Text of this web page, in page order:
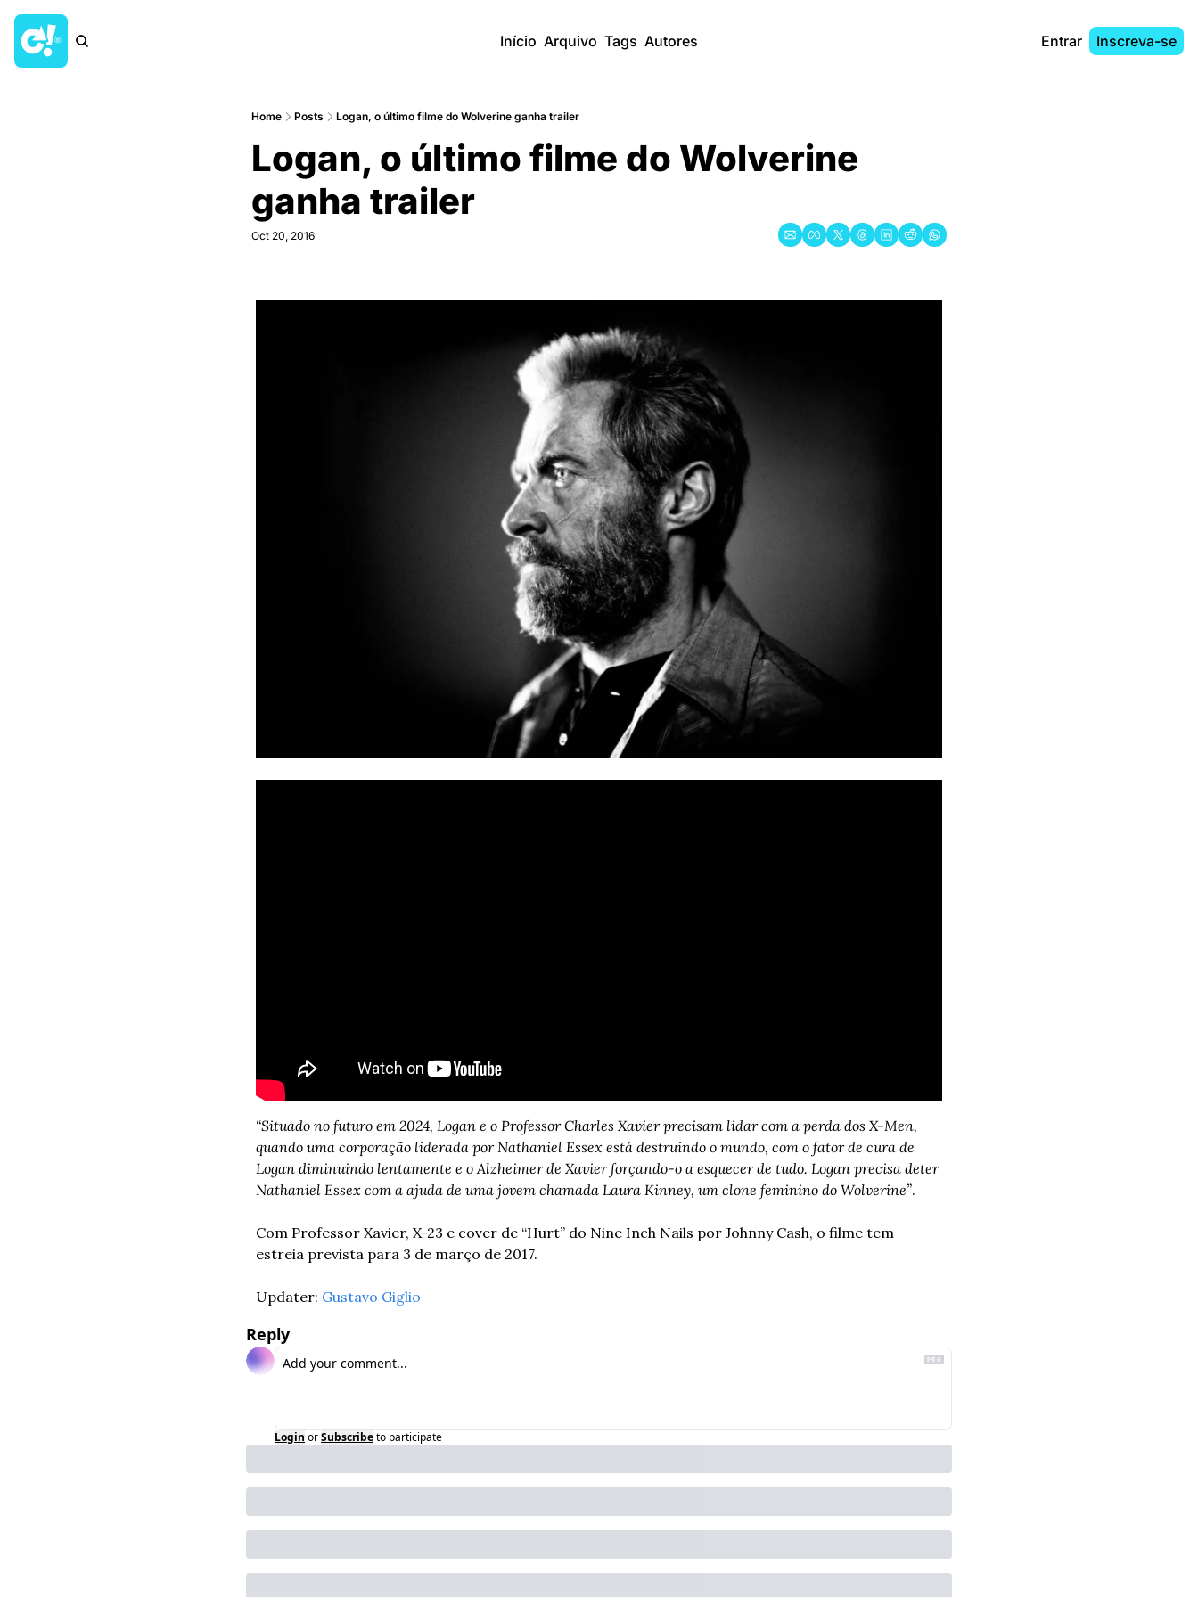
Início Arquivo Tags Autores Entrar Inscreva-se
Home Posts Logan, o último filme do Wolverine ganha trailer
Logan, o último filme do Wolverine
ganha trailer
Oct 20, 2016
“Situado no futuro em 2024, Logan e o Professor Charles Xavier precisam lidar com a perda dos X-Men,
quando uma corporação liderada por Nathaniel Essex está destruindo o mundo, com o fator de cura de
Logan diminuindo lentamente e o Alzheimer de Xavier forçando-o a esquecer de tudo. Logan precisa deter
Nathaniel Essex com a ajuda de uma jovem chamada Laura Kinney, um clone feminino do Wolverine”.
Com Professor Xavier, X-23 e cover de “Hurt” do Nine Inch Nails por Johnny Cash, o filme tem
estreia prevista para 3 de março de 2017.
Updater: Gustavo Giglio
Reply
Login orSubscribeto participate